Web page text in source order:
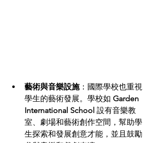
藝術與音樂設施：國際學校也重視
學生的藝術發展。學校如 Garden
International School 設有音樂教
室、劇場和藝術創作空間，幫助學
生探索和發展創意才能，並且鼓勵